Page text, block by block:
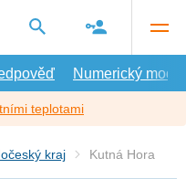
Numerický model
teplotami
kraj Kutná Hora